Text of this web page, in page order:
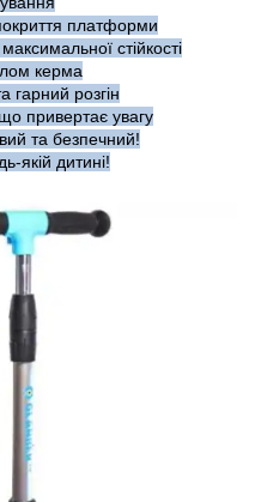
платформи
стійкості
керма
гарний розгін
привертає увагу
та безпечний!
якій дитині!